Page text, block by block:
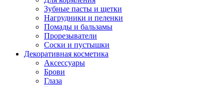
Зубные пасты и щетки
Нагрудники и пеленки
Помады и бальзамы
Прорезыватели
Соски и пустышки
Декоративная косметика
Аксессуары
Брови
Глаза